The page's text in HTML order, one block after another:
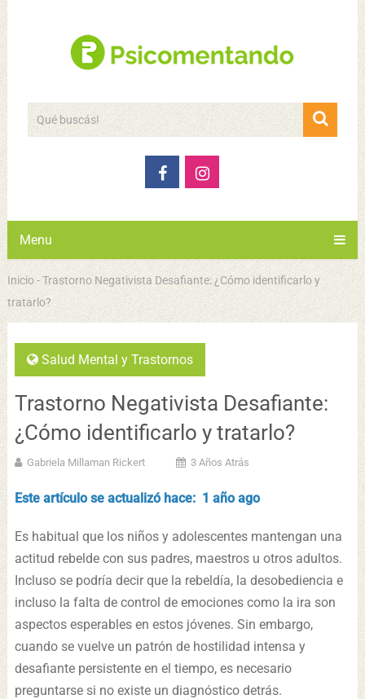
Menu
Inicio-Trastorno Negativista Desafiante: ¿Cómo identificarlo y
tratarlo?
Salud Mental y Trastornos
Trastorno Negativista Desafiante:
¿Cómo identificarlo y tratarlo?
Gabriela Millaman Rickert 3 Años Atrás
Este artículo se actualizó hace: 1 año ago
Es habitual que los niños y adolescentes mantengan una
actitud rebelde con sus padres, maestros u otros adultos.
Incluso se podría decir que la rebeldía, la desobediencia e
incluso la falta de control de emociones como la ira son
aspectos esperables en estos jóvenes. Sin embargo,
cuando se vuelve un patrón de hostilidad intensa y
desafiante persistente en el tiempo, es necesario
preguntarse si no existe un diagnóstico detrás.